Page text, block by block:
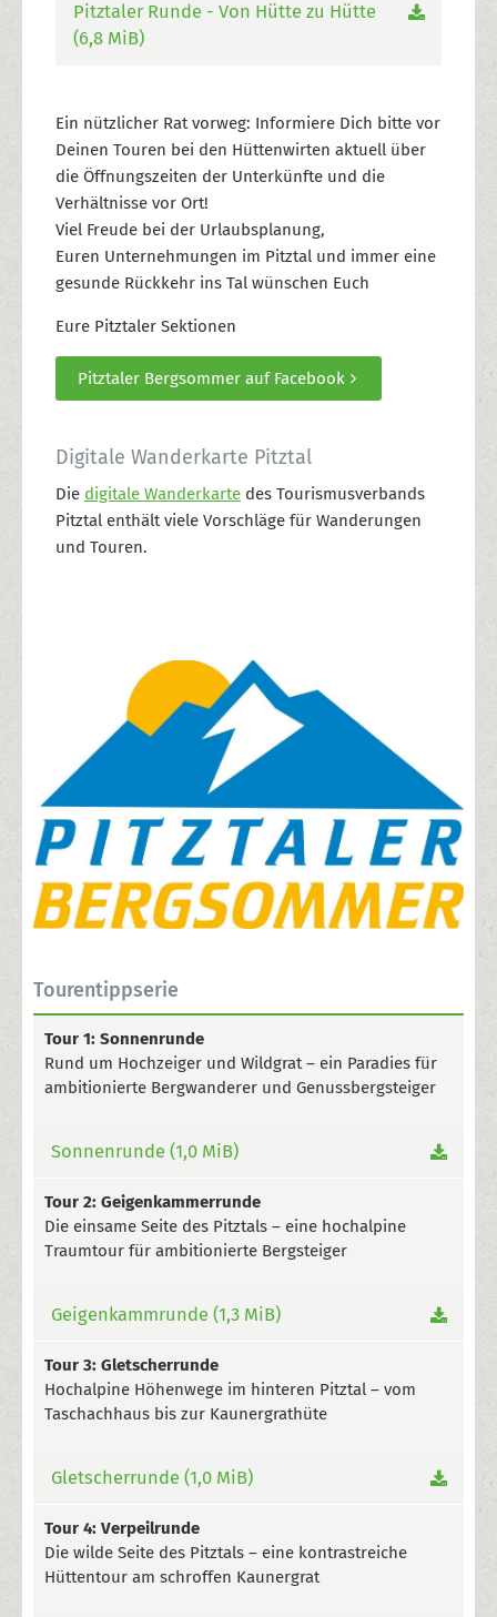
Pitztaler Runde - Von Hütte zu Hütte
(6,8 MiB)
Ein nützlicher Rat vorweg: Informiere Dich bitte vor
Deinen Touren bei den Hüttenwirten aktuell über
die Öffnungszeiten der Unterkünfte und die
Verhältnisse vor Ort!
Viel Freude bei der Urlaubsplanung,
Euren Unternehmungen im Pitztal und immer eine
gesunde Rückkehr ins Tal wünschen Euch
Eure Pitztaler Sektionen
Pitztaler Bergsommer auf Facebook
Digitale Wanderkarte Pitztal
Die digitale Wanderkarte des Tourismusverbands
Pitztal enthält viele Vorschläge für Wanderungen
und Touren.
Tourentippserie
Tour 1: Sonnenrunde
Rund um Hochzeiger und Wildgrat – ein Paradies für
ambitionierte Bergwanderer und Genussbergsteiger
Sonnenrunde (1,0 MiB)
Tour 2: Geigenkammerrunde
Die einsame Seite des Pitztals – eine hochalpine
Traumtour für ambitionierte Bergsteiger
Geigenkammrunde (1,3 MiB)
Tour 3: Gletscherrunde
Hochalpine Höhenwege im hinteren Pitztal – vom
Taschachhaus bis zur Kaunergrathüte
Gletscherrunde (1,0 MiB)
Tour 4: Verpeilrunde
Die wilde Seite des Pitztals – eine kontrastreiche
Hüttentour am schroffen Kaunergrat